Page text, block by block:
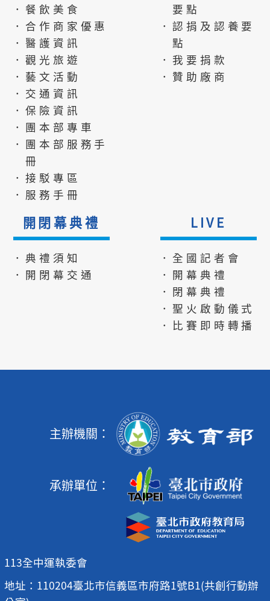
．餐飲美食
．合作商家優惠
．醫護資訊
．觀光旅遊
．藝文活動
．交通資訊
．保險資訊
．團本部專車
．團本部服務手
冊
．接駁專區
．服務手冊
要點
．認捐及認養要
點
．我要捐款
．贊助廠商
開閉幕典禮
．典禮須知
．開閉幕交通
LIVE
．全國記者會
．開幕典禮
．閉幕典禮
．聖火啟動儀式
．比賽即時轉播
主辦機關：
承辦單位：
113全中運執委會
地址：110204臺北市信義區市府路1號B1(共創行動辦